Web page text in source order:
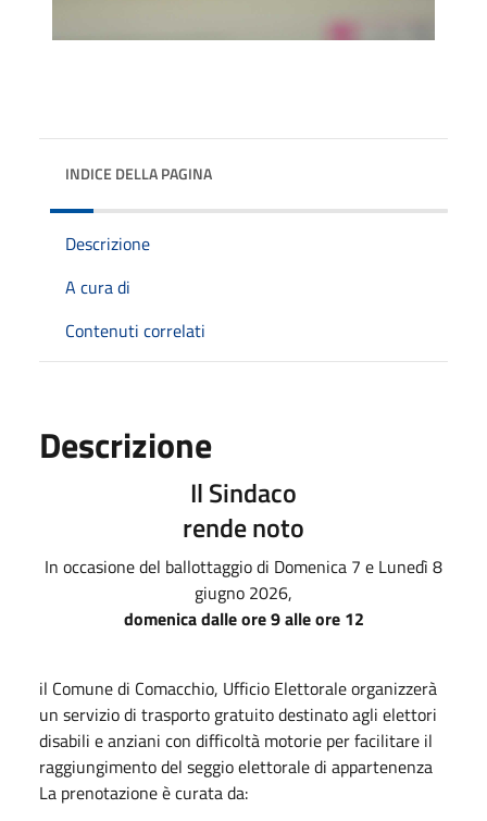
INDICE DELLA PAGINA
Descrizione
A cura di
Contenuti correlati
Descrizione
Il Sindaco
rende noto
In occasione del ballottaggio di Domenica 7 e Lunedì 8
giugno 2026,
domenica dalle ore 9 alle ore 12
il Comune di Comacchio, Ufficio Elettorale organizzerà
un servizio di trasporto gratuito destinato agli elettori
disabili e anziani con difficoltà motorie per facilitare il
raggiungimento del seggio elettorale di appartenenza
La prenotazione è curata da: